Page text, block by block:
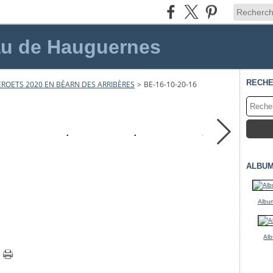
de Hauguernes
2020 EN BÉARN DES ARRIBÈRES > BE-16-10-20-16